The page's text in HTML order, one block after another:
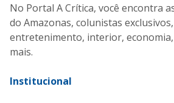
No Portal A Crítica, você encontra
do Amazonas, colunistas
entretenimento, interior,
mais.
Institucional